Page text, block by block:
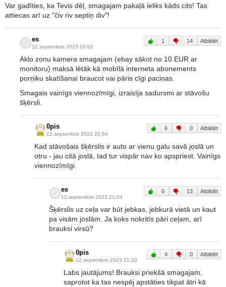
Var gadīties, ka Tevis dēļ, smagajam pakaļā ieliks kāds cits! Tas
attiecas arī uz "čiv riv septiņ div"!
es
12.septembris 2023 20:02
1 14 Atbildēt
Aklo zonu kamera smagajam (ebay sākot no 10 EUR ar
monitoru) maksā lētāk kā mobīlā interneta abonements
porņiku skatīšanai braucot vai pāris cīgi paciņas.
Smagais vainīgs viennozīmīgi, izraisīja sadursmi ar stāvošu
šķērsli.
0pis
12.septembris 2023 20:54
6 0 Atbildēt
Kad stāvošais šķērslis ir auto ar vienu galu savā joslā un
otru - jau citā joslā, tad tur vispār nav ko apspriest. Vainīgs
viennozīmīgi.
es
12.septembris 2023 21:04
0 13 Atbildēt
Šķērslis uz ceļa var būt jebkas, jebkurā vietā un kaut
pa visām joslām. Ja koks nokritīs pāri ceļam, arī
brauksi virsū?
0pis
12.septembris 2023 21:20
4 0 Atbildēt
Labs jautājums! Brauksi priekšā smagajam,
saprotot ka tas nespēj apstāties tikpat ātri kā